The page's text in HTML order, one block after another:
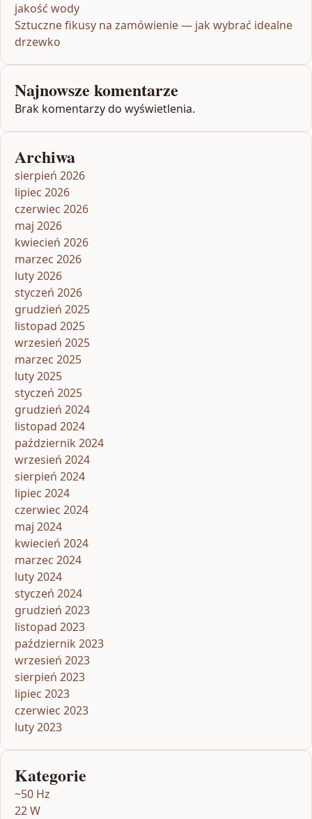
jakość wody
Sztuczne fikusy na zamówienie — jak wybrać idealne
drzewko
Najnowsze komentarze
Brak komentarzy do wyświetlenia.
Archiwa
sierpień 2026
lipiec 2026
czerwiec 2026
maj 2026
kwiecień 2026
marzec 2026
luty 2026
styczeń 2026
grudzień 2025
listopad 2025
wrzesień 2025
marzec 2025
luty 2025
styczeń 2025
grudzień 2024
listopad 2024
październik 2024
wrzesień 2024
sierpień 2024
lipiec 2024
czerwiec 2024
maj 2024
kwiecień 2024
marzec 2024
luty 2024
styczeń 2024
grudzień 2023
listopad 2023
październik 2023
wrzesień 2023
sierpień 2023
lipiec 2023
czerwiec 2023
luty 2023
Kategorie
~50 Hz
22 W